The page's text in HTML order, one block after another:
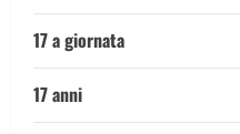
17 a giornata
17 anni